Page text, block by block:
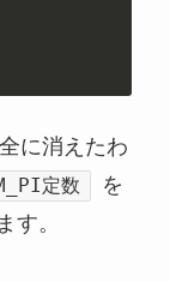
に消えたわ
定数
を
す。